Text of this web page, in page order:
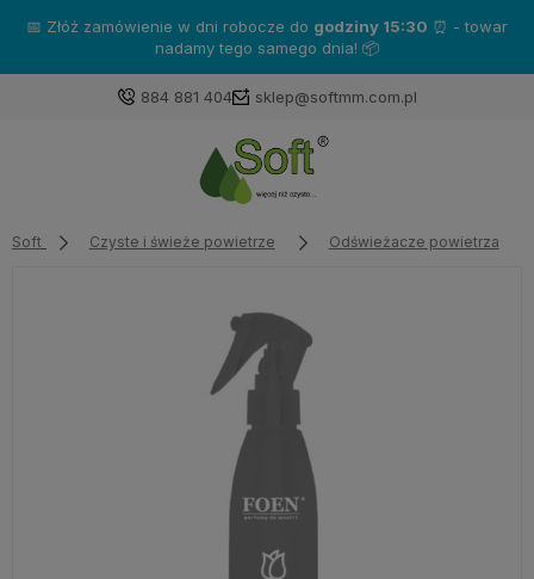
📅 Złóż zamówienie w dni robocze do godziny 15:30 ⏰ - towar
nadamy tego samego dnia! 📦
884 881 404 sklep@softmm.com.pl
Soft Czyste i świeże powietrze Odświeżacze powietrza